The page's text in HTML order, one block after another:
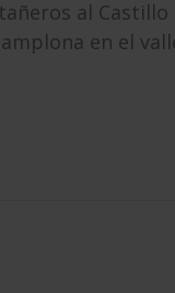
al Castillo
en el